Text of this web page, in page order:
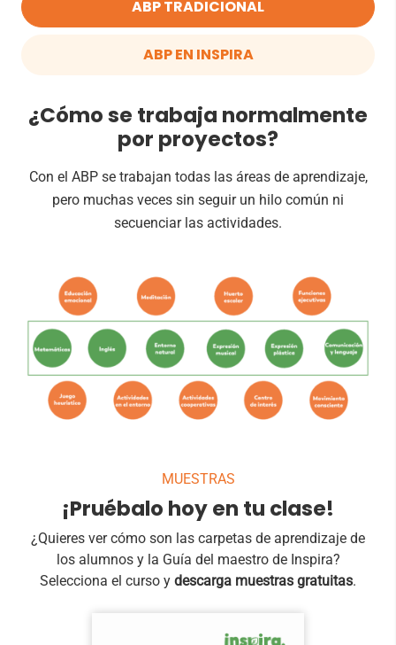
pequeños aprenden de forma vivencial y
significativa.
ABP TRADICIONAL
ABP EN INSPIRA
¿Cómo se trabaja normalmente
por proyectos?
Con el ABP se trabajan todas las áreas de aprendizaje,
pero muchas veces sin seguir un hilo común ni
secuenciar las actividades.
MUESTRAS
¡Pruébalo hoy en tu clase!
¿Quieres ver cómo son las carpetas de aprendizaje de
los alumnos y la Guía del maestro de Inspira?
Selecciona el curso y descarga muestras gratuitas.